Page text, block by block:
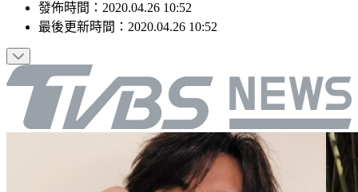
最後更新時間：2020.04.26 10:52